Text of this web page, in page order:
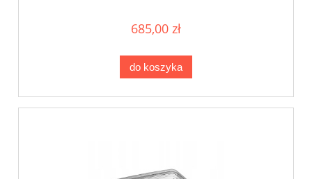
685,00 zł
do koszyka